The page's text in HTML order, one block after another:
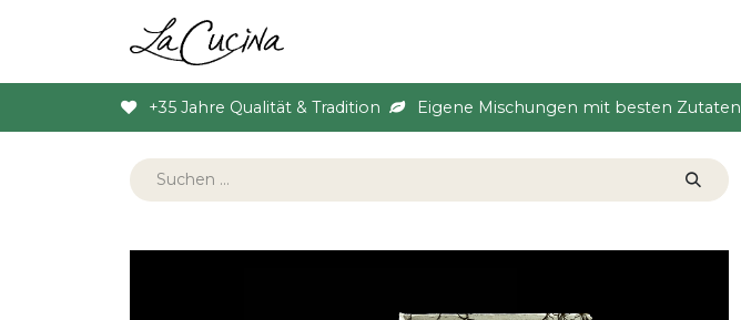
+35 Jahre Qualität & Tradition Eigene Mischungen mit besten Zutaten